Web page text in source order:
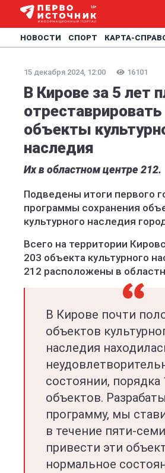
НОВОСТИ СПОРТ КАРТА-
15 декабря 2024, 12:00 16101
В Кирове за 5 лет
отреставрировать
объекты
наследия
Их в областном центре 212.
Подведены итоги первого
программы сохранения
культурного наследия
Всего на территории
203 объекта культурного
212 расположены в
В Кирове почти
объектов
наследия
состоянии, порядка
объектов.
программу, мы
в течение пяти-
привести эти
нормальное